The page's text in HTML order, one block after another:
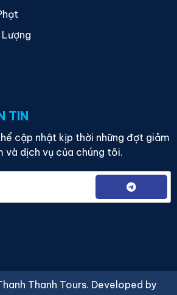
TIN
cập nhật kịp thời những đợt giảm
và dịch vụ của chúng tôi.
Thanh Tours. Developed by